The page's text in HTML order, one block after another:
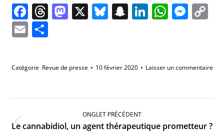
Facebook
Threads
Mastodon
X Bluesky
Snapchat
LinkedIn
Email
Catégorie Revue de presse 10 février 2020 Laisser un commentaire
Navigation
commentaire
ONGLET PRÉCÉDENT
Onglet
précédent
Le cannabidiol, un agent thérapeutique prometteur ?